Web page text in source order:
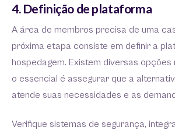
4. Definição de plataforma
A área de membros precisa de uma
próxima etapa consiste em definir a
hospedagem. Existem diversas opções
o essencial é assegurar que a
atende suas necessidades e as
Verifique sistemas de segurança,